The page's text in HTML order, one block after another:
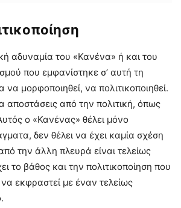
αδυναμία του «Κανένα» ή και του
που εμφανίστηκε σ’ αυτή τη
να μορφοποιηθεί, να πολιτικοποιηθεί.
αποστάσεις από την πολιτική, όπως
ο «Κανένας» θέλει μόνο
δεν θέλει να έχει καμία σχέση
την άλλη πλευρά είναι τελείως
το βάθος και την πολιτικοποίηση που
εκφραστεί με έναν τελείως